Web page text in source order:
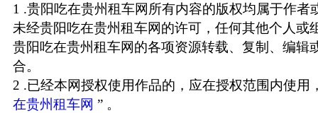
1 .贵阳吃在贵州租车网所有内容的版权均属于作者
未经贵阳吃在贵州租车网的许可，任何其他个人或
贵阳吃在贵州租车网的各项资源转载、复制、编辑
合。
2 .已经本网授权使用作品的，应在授权范围内使用
在贵州租车网 ” 。